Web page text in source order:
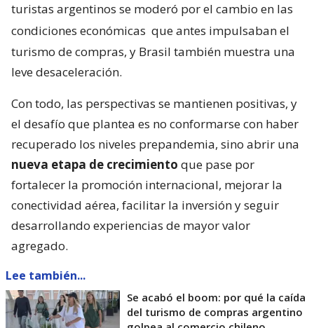
turistas argentinos se moderó por el cambio en las
condiciones económicas que antes impulsaban el
turismo de compras, y Brasil también muestra una
leve desaceleración.
Con todo, las perspectivas se mantienen positivas, y
el desafío que plantea es no conformarse con haber
recuperado los niveles prepandemia, sino abrir una
nueva etapa de crecimiento que pase por
fortalecer la promoción internacional, mejorar la
conectividad aérea, facilitar la inversión y seguir
desarrollando experiencias de mayor valor
agregado.
Lee también...
Se acabó el boom: por qué la caída
del turismo de compras argentino